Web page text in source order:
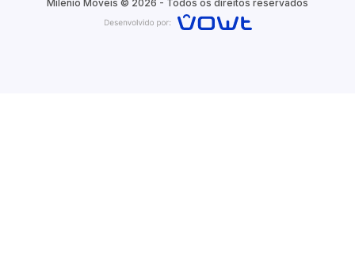
Milênio Móveis © 2026 - Todos os direitos reservados